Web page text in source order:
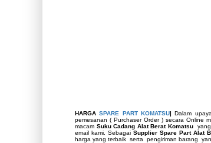
HARGASPARE PART KOMATSU|Dalam
pemesanan ( Purchaser Order ) secara Online
macam Suku Cadang Alat Berat Komatsuyang
email kami. Sebagai Supplier Spare Part Alat
harga yang terbaik serta pengiriman barang